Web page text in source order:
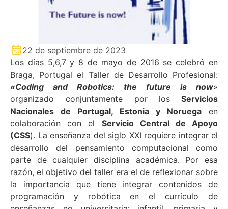
22 de septiembre de 2023
Los días 5,6,7 y 8 de mayo de 2016 se celebró en
Braga, Portugal el Taller de Desarrollo Profesional:
«Coding and Robotics: the future is now»
organizado conjuntamente por los Servicios
Nacionales de Portugal, Estonia y Noruega en
colaboración con el Servicio Central de Apoyo
(CSS). La enseñanza del siglo XXI requiere integrar el
desarrollo del pensamiento computacional como
parte de cualquier disciplina académica. Por esa
razón, el objetivo del taller era el de reflexionar sobre
la importancia que tiene integrar contenidos de
programación y robótica en el currículo de